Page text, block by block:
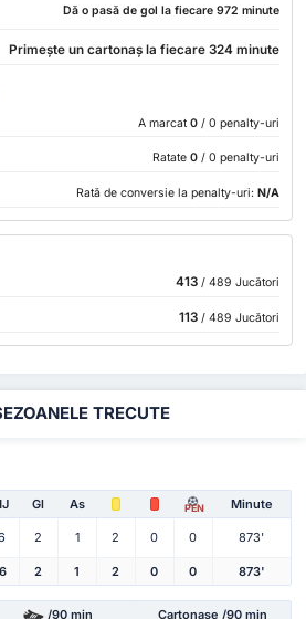
Dă o pasă de gol la fiecare 972 minute
Primește un cartonaș la fiecare 324 minute
A marcat 0 / 0 penalty-uri
Ratate 0 / 0 penalty-uri
Rată de conversie la penalty-uri: N/A
413/ 489 Jucători
113/ 489 Jucători
TRECUTE
Gl As PEN Minute
2 1 2 0 0 873'
2 1 2 0 0 873'
/90 min Cartonașe /90 min